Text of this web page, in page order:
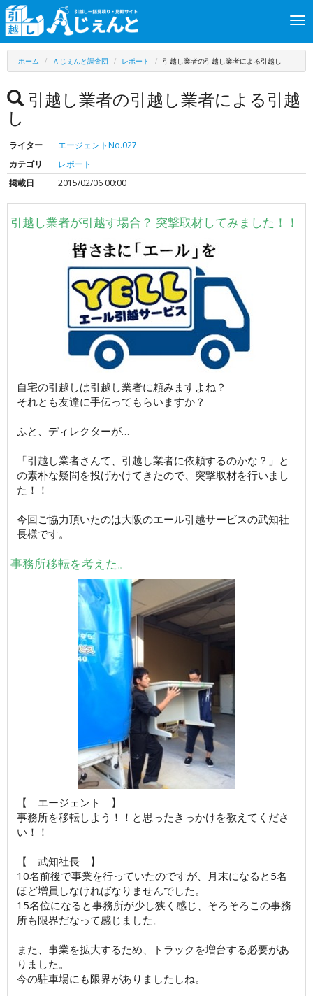
越し料金一括見積り・
比較サイト 引越しＡ
じぇんと
ホーム Ａじぇんと調査団 レポート 引越し業者の引越し業者による引越し
引越し業者の引越し業者による引越
し
ライター
エージェントNo.027
カテゴリ
レポート
掲載日
2015/02/06 00:00
引越し業者が引越す場合？ 突撃取材してみました！！
自宅の引越しは引越し業者に頼みますよね？
それとも友達に手伝ってもらいますか？
ふと、ディレクターが…
「引越し業者さんて、引越し業者に依頼するのかな？」と
の素朴な疑問を投げかけてきたので、突撃取材を行いまし
た！！
今回ご協力頂いたのは大阪のエール引越サービスの武知社
長様です。
事務所移転を考えた。
【 エージェント 】
事務所を移転しよう！！と思ったきっかけを教えてくださ
い！！
【 武知社長 】
10名前後で事業を行っていたのですが、月末になると5名
ほど増員しなければなりませんでした。
15名位になると事務所が少し狭く感じ、そろそろこの事務
所も限界だなって感じました。
また、事業を拡大するため、トラックを増台する必要があ
りました。
今の駐車場にも限界がありましたしね。